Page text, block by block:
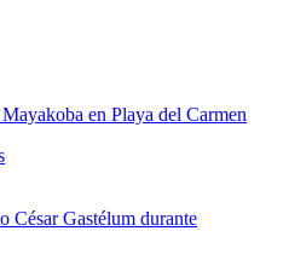
en Playa del Carmen
César Gastélum durante